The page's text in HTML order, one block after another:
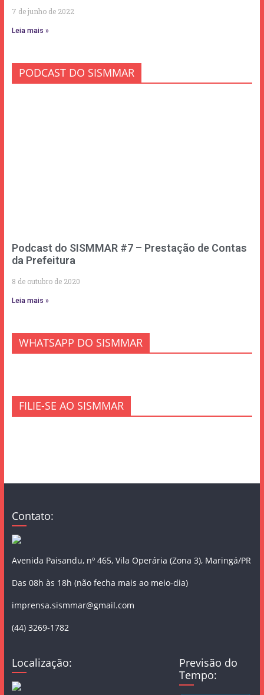
7 de junho de 2022
Leia mais »
PODCAST DO SISMMAR
Podcast do SISMMAR #7 – Prestação de Contas
da Prefeitura
8 de outubro de 2020
Leia mais »
WHATSAPP DO SISMMAR
FILIE-SE AO SISMMAR
Contato:
Avenida Paisandu, nº 465, Vila Operária (Zona 3), Maringá/PR
Das 08h às 18h (não fecha mais ao meio-dia)
imprensa.sismmar@gmail.com
(44) 3269-1782
Localização:
Previsão do
Tempo: